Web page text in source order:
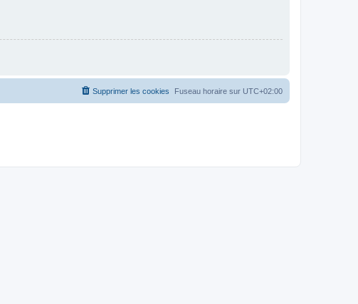
Fuseau horaire sur UTC+02:00
Supprimer les cookies